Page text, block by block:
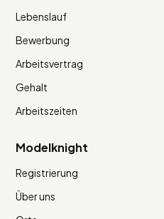
Lebenslauf
Bewerbung
Arbeitsvertrag
Gehalt
Arbeitszeiten
Modelknight
Registrierung
Über uns